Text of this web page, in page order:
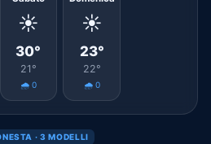
☀️
30°
21°
🌧️ 0
☀️
23°
22°
🌧️ 0
· 3 MODELLI